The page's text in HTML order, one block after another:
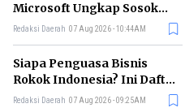
Microsoft Ungkap Sosok
yang Paling Cocok
Redaksi Daerah 07 Aug 2026 - 10:44AM
Siapa Penguasa Bisnis
Rokok Indonesia? Ini Daftar
Perusahaan Terbesarnya
Redaksi Daerah 07 Aug 2026 - 09:25AM